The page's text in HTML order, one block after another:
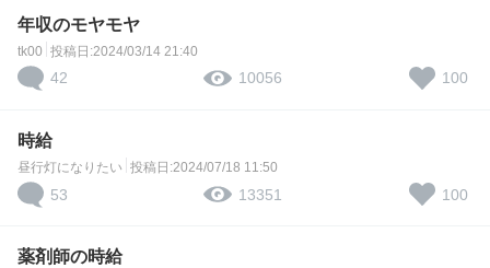
年収のモヤモヤ
tk00 投稿日:2024/03/14 21:40
42 10056 100
時給
昼行灯になりたい 投稿日:2024/07/18 11:50
53 13351 100
薬剤師の時給